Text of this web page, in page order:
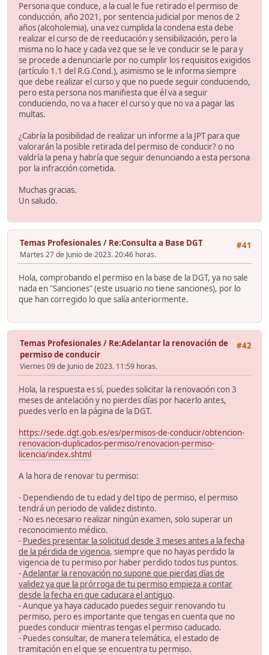
Persona que conduce, a la cual le fue retirado el permiso de
conducción, año 2021, por sentencia judicial por menos de 2
años (alcoholemia), una vez cumplida la condena esta debe
realizar el curso de de reeducación y sensibilización, pero la
misma no lo hace y cada vez que se le ve conducir se le para y
se procede a denunciarle por no cumplir los requisitos exigidos
(artículo 1.1 del R.G.Cond.), asimismo se le informa siempre
que debe realizar el curso y que no puede seguir conduciendo,
pero esta persona nos manifiesta que él va a seguir
conduciendo, no va a hacer el curso y que no va a pagar las
multas.
¿Cabría la posibilidad de realizar un informe a la JPT para que
valorarán la posible retirada del permiso de conducir? o no
valdría la pena y habría que seguir denunciando a esta persona
por la infracción cometida.
Muchas gracias.
Un saludo.
#41
Temas Profesionales / Re:Consulta a Base DGT
Martes 27 de Junio de 2023. 20:46 horas.
Hola, comprobando el permiso en la base de la DGT, ya no sale
nada en "Sanciones" (este usuario no tiene sanciones), por lo
que han corregido lo que salía anteriormente.
#42
Temas Profesionales / Re:Adelantar la renovación de
permiso de conducir
Viernes 09 de Junio de 2023. 11:59 horas.
Hola, la respuesta es sí, puedes solicitar la renovación con 3
meses de antelación y no pierdes días por hacerlo antes,
puedes verlo en la página de la DGT.
https://sede.dgt.gob.es/es/permisos-de-conducir/obtencion-
renovacion-duplicados-permiso/renovacion-permiso-
licencia/index.shtml
A la hora de renovar tu permiso:
- Dependiendo de tu edad y del tipo de permiso, el permiso
tendrá un periodo de validez distinto.
- No es necesario realizar ningún examen, solo superar un
reconocimiento médico.
- Puedes presentar la solicitud desde 3 meses antes a la fecha
de la pérdida de vigencia, siempre que no hayas perdido la
vigencia de tu permiso por haber perdido todos tus puntos.
-Adelantar la renovación no supone que pierdas días de
validez ya que la prórroga de tu permiso empieza a contar
desde la fecha en que caducara el antiguo.
- Aunque ya haya caducado puedes seguir renovando tu
permiso, pero es importante que tengas en cuenta que no
puedes conducir mientras tengas el permiso caducado.
- Puedes consultar, de manera telemática, el estado de
tramitación en el que se encuentra tu permiso.